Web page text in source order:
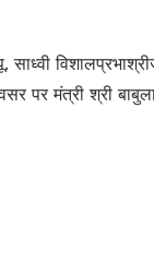
पर मंत्री श्री